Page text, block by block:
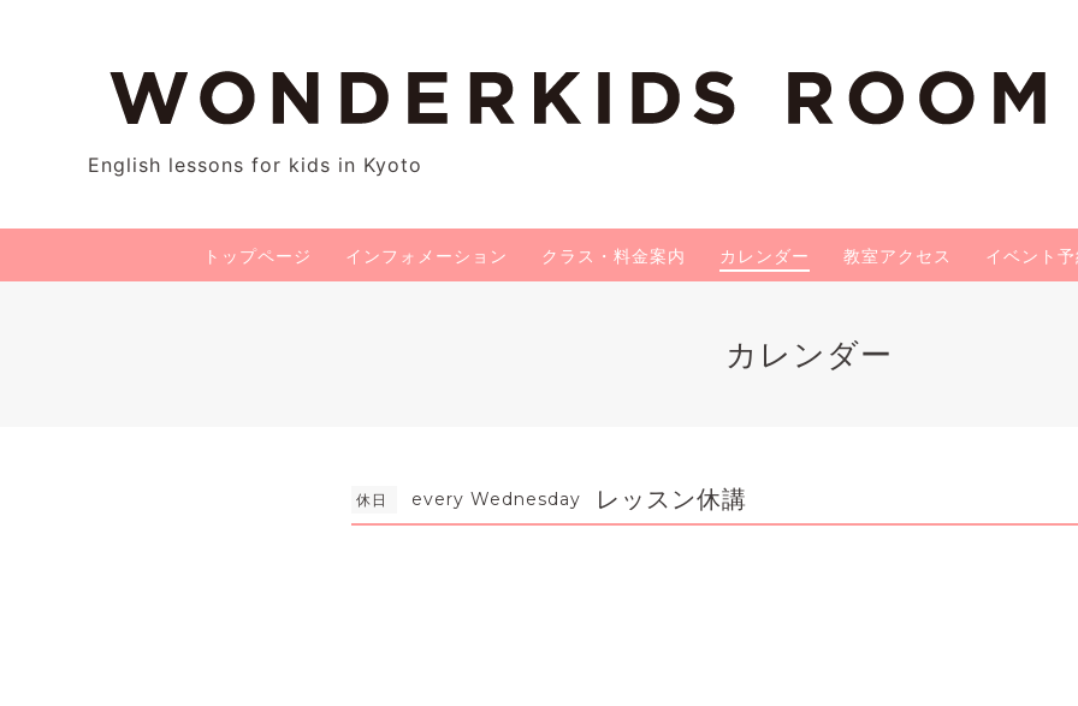
English lessons for kids in Kyoto
トップページ インフォメーション クラス・料金案内 カレンダー 教室アクセス イベント予
カレンダー
休日 every Wednesday レッスン休講